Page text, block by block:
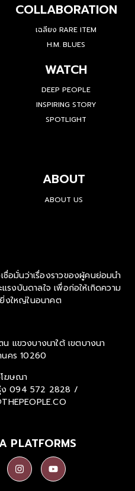
COLLABORATION
เฉลียง RARE ITEM
H.M. BLUES
WATCH
DEEP PEOPLE
INSPIRING STORY
SPOTLIGHT
ABOUT
ABOUT US
อมั่นว่าเรื่องราวของผู้คนย่อมนำ
รงบันดาลใจ เพื่อก่อให้เกิดความ
งใหญ่ในอนาคต
แขวงบางนาใต้ เขตบางนา
นคร 10260
ฆษณา
094 572 2828 /
PLATFORMS